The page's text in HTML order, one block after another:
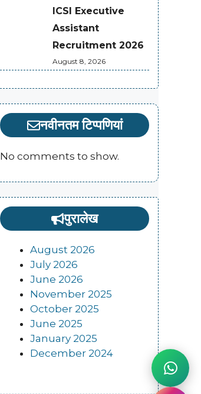
ICSI Executive
Assistant
Recruitment 2026
August 8, 2026
नवीनतम टिप्पणियां
No comments to show.
पुरालेख
August 2026
July 2026
June 2026
November 2025
October 2025
June 2025
January 2025
December 2024